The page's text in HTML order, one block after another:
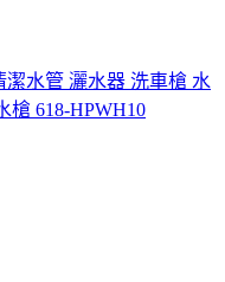
水管 灑水器 洗車槍 水
槍 618-HPWH10